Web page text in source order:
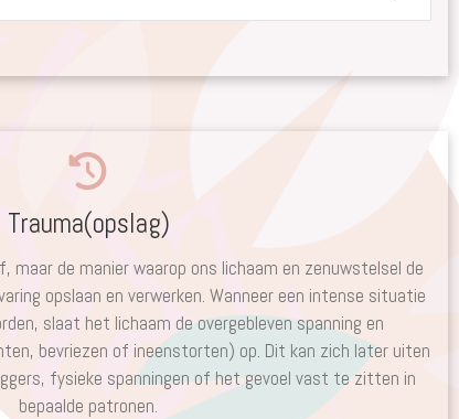
Trauma(opslag)
maar de manier waarop ons lichaam en zenuwstelsel de
opslaan en verwerken. Wanneer een intense situatie
slaat het lichaam de overgebleven spanning en
bevriezen of ineenstorten) op. Dit kan zich later uiten
fysieke spanningen of het gevoel vast te zitten in
bepaalde patronen.